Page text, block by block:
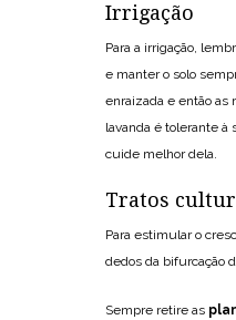
Irrigação
Para a irrigação,
e manter o solo
enraizada e então as
lavanda é tolerante à
cuide melhor dela.
Tratos
Para estimular o
dedos da bifurcação
Sempre retire as